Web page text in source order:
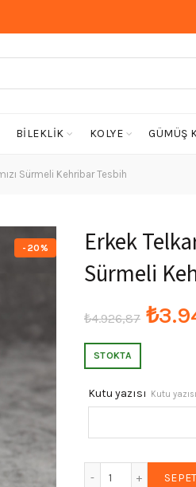
BİLEKLİK KOLYE GÜMÜŞ
Sürmeli Kehribar Tesbih
-20%
Erkek
Sürmeli
₺4.926,87 ₺
STOKTA
Kutu yazısı Kutu